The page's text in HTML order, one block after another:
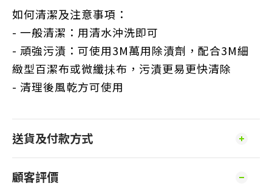
如何清潔及注意事項：
- 一般清潔：用清水沖洗即可
- 頑強污漬：可使用3M萬用除漬劑，配合3M細
緻型百潔布或微纖抺布，污漬更易更快清除
- 清理後風乾方可使用
送貨及付款方式
顧客評價